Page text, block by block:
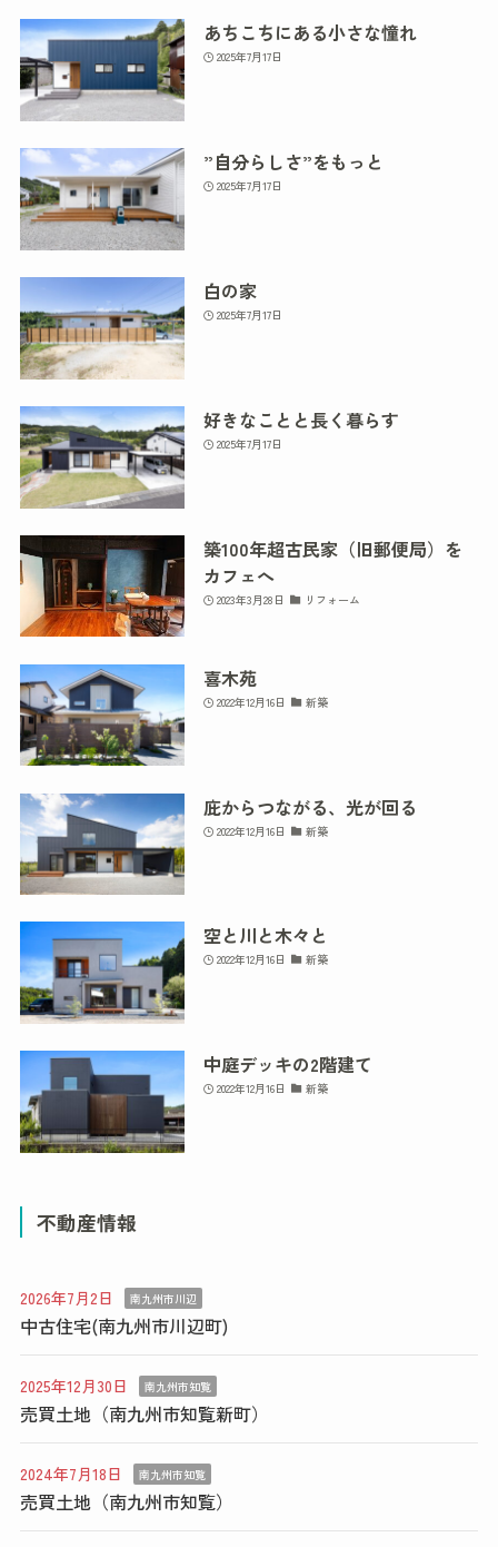
あちこちにある小さな憧れ
2025年7月17日
”自分らしさ”をもっと
2025年7月17日
白の家
2025年7月17日
好きなことと長く暮らす
2025年7月17日
築100年超古民家（旧郵便局）を
カフェへ
2023年3月28日 リフォーム
喜木苑
2022年12月16日 新築
庇からつながる、光が回る
2022年12月16日 新築
空と川と木々と
2022年12月16日 新築
中庭デッキの2階建て
2022年12月16日 新築
不動産情報
2026年7月2日 南九州市川辺
中古住宅(南九州市川辺町)
2025年12月30日 南九州市知覧
売買土地（南九州市知覧新町）
2024年7月18日 南九州市知覧
売買土地（南九州市知覧）